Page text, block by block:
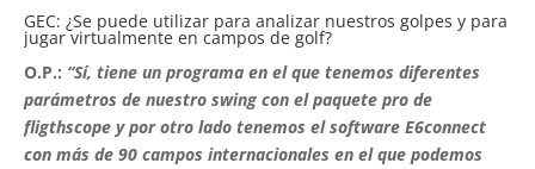
GEC: ¿Se puede utilizar para analizar nuestros golpes y para
jugar virtualmente en campos de golf?
O.P.: “Sí, tiene un programa en el que tenemos diferentes
parámetros de nuestro swing con el paquete pro de
fligthscope y por otro lado tenemos el software E6connect
con más de 90 campos internacionales en el que podemos